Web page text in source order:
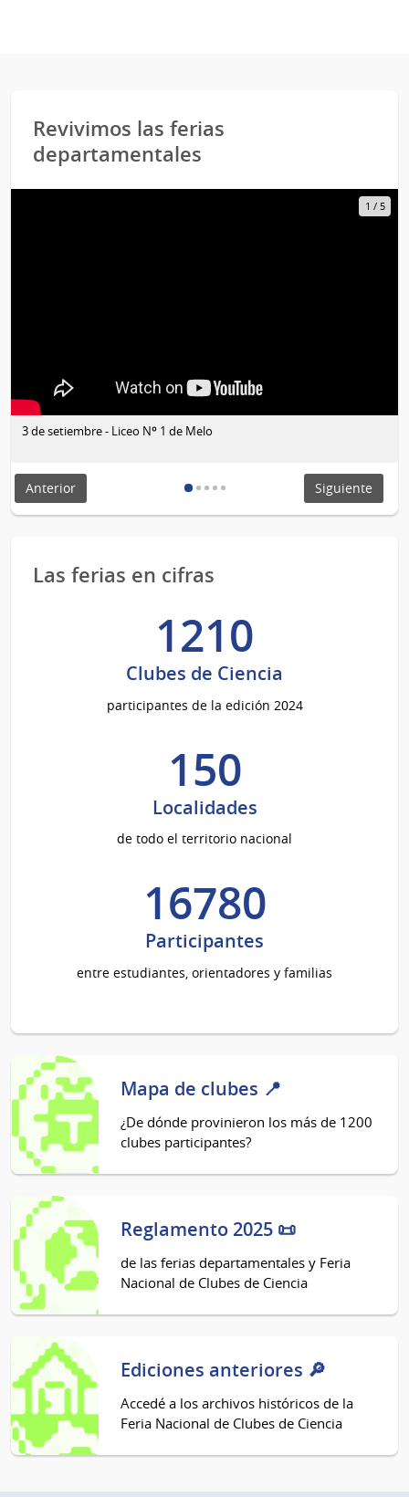
Revivimos las ferias
departamentales
1 / 5
3 de setiembre - Liceo Nº 1 de Melo
Anterior Siguiente
Las ferias en cifras
1210
Clubes de Ciencia
participantes de la edición 2024
150
Localidades
de todo el territorio nacional
16780
Participantes
entre estudiantes, orientadores y familias
Mapa de clubes 📍
¿De dónde provinieron los más de 1200
clubes participantes?
Reglamento 2025 📜
de las ferias departamentales y Feria
Nacional de Clubes de Ciencia
Ediciones anteriores 🔎
Accedé a los archivos históricos de la
Feria Nacional de Clubes de Ciencia